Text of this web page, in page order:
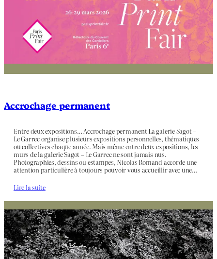
Accrochage permanent
Entre deux expositions… Accrochage permanent La galerie Sagot –
Le Garrec organise plusieurs expositions personnelles, thématiques
ou collectives chaque année. Mais même entre deux expositions, les
murs de la galerie Sagot – Le Garrec ne sont jamais nus.
Photographies, dessins ou estampes, Nicolas Romand accorde une
attention particulière à toujours pouvoir vous accueillir avec une…
Lire la suite